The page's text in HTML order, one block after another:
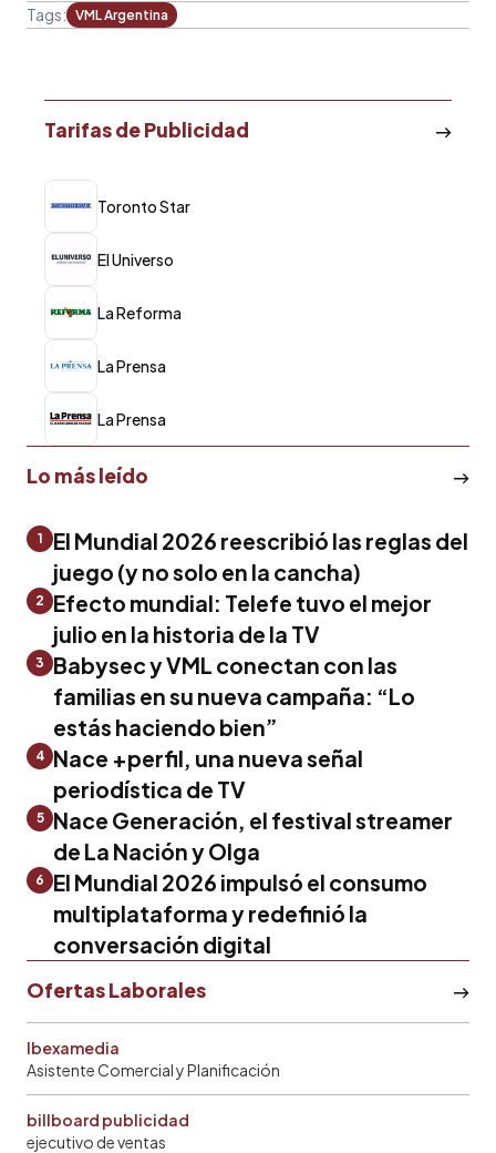
Tags: VML Argentina
Tarifas de Publicidad
Toronto Star
El Universo
La Reforma
La Prensa
La Prensa
Lo más leído
1
El Mundial 2026 reescribió las reglas del
juego (y no solo en la cancha)
2
Efecto mundial: Telefe tuvo el mejor
julio en la historia de la TV
3
Babysec y VML conectan con las
familias en su nueva campaña: “Lo
estás haciendo bien”
4 Nace +perfil, una nueva señal
periodística de TV
5
Nace Generación, el festival streamer
de La Nación y Olga
6
El Mundial 2026 impulsó el consumo
multiplataforma y redefinió la
conversación digital
Ofertas Laborales
Ibexamedia
Asistente Comercial y Planificación
billboard publicidad
ejecutivo de ventas